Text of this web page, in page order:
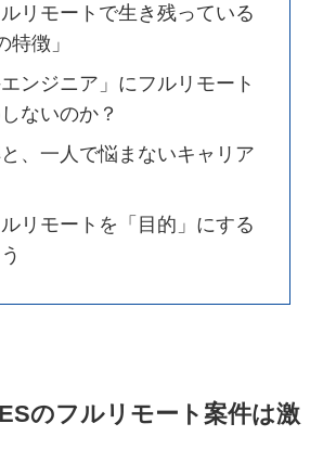
リモートで生き残っている
特徴」
ンジニア」にフルリモート
ないのか？
、一人で悩まないキャリア
リモートを「目的」にする
のフルリモート案件は激